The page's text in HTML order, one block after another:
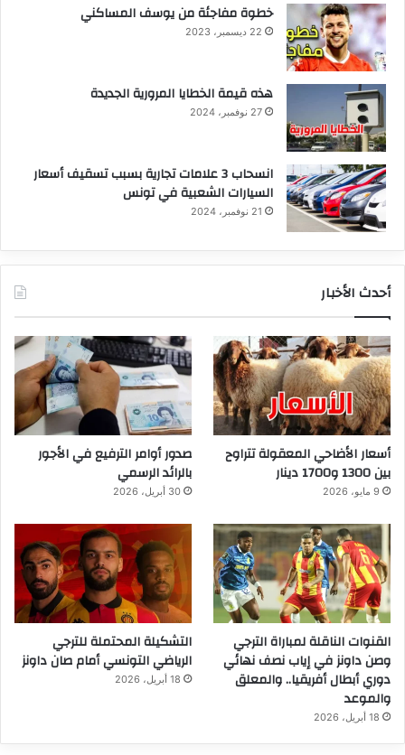
خطوة مفاجئة من يوسف المساكني
22 ديسمبر، 2023
هذه قيمة الخطايا المرورية الجديدة
27 نوفمبر، 2024
انسحاب 3 علامات تجارية بسبب تسقيف أسعار
السيارات الشعبية في تونس
21 نوفمبر، 2024
أحدث الأخبار
أسعار الأضاحي المعقولة تتراوح
بين 1300 و1700 دينار
9 مايو، 2026
صدور أوامر الترفيع في الأجور
بالرائد الرسمي
30 أبريل، 2026
القنوات الناقلة لمباراة الترجي
وصن داونز في إياب نصف نهائي
دوري أبطال أفريقيا.. والمعلق
والموعد
18 أبريل، 2026
التشكيلة المحتملة للترجي
الرياضي التونسي أمام صان داونز
18 أبريل، 2026